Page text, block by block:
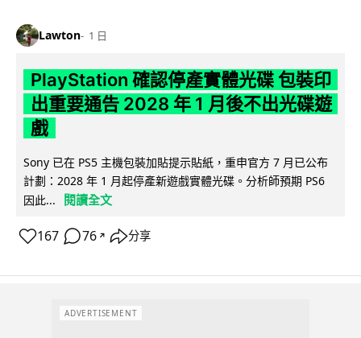
Lawton 1 日
PlayStation 確認停產實體光碟 包裝印
出重要通告 2028 年 1 月後不出光碟遊
戲
Sony 已在 PS5 主機包裝加貼提示貼紙，重申官方 7 月已公布
計劃：2028 年 1 月起停產新遊戲實體光碟。分析師預期 PS6
因此...
閱讀全文
167 76 ↗ 分享
ADVERTISEMENT